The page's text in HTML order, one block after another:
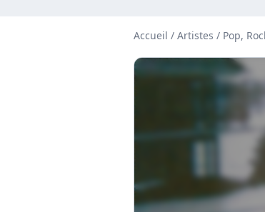
Accueil / Artistes / Pop,